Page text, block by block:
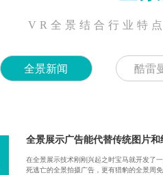
VR全景结合行业特
全景新闻 酷雷
全景展示广告能代替传统图片和
在全景展示技术刚刚兴起之时宝马就开发了
死逃亡的全景拍摄广告，更有猎豹的全景周